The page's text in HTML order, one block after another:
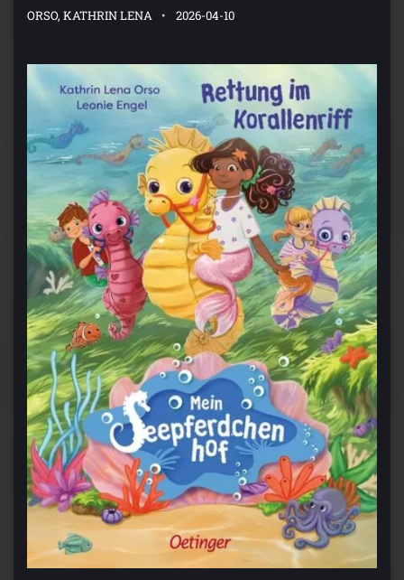
ORSO, KATHRIN LENA 2026-04-10